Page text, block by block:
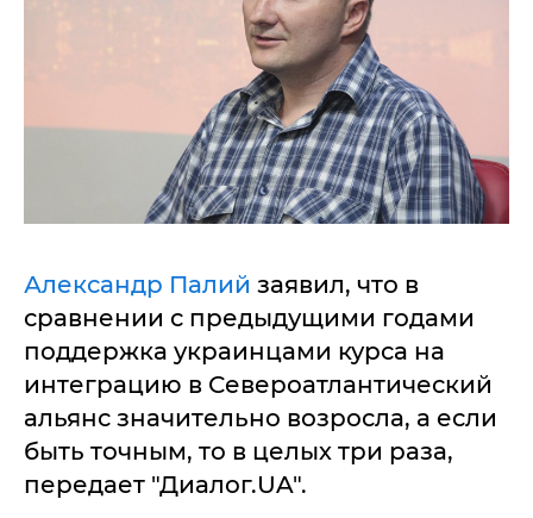
Александр Палий заявил, что в
сравнении с предыдущими годами
поддержка украинцами курса на
интеграцию в Североатлантический
альянс значительно возросла, а если
быть точным, то в целых три раза,
передает "Диалог.UA".